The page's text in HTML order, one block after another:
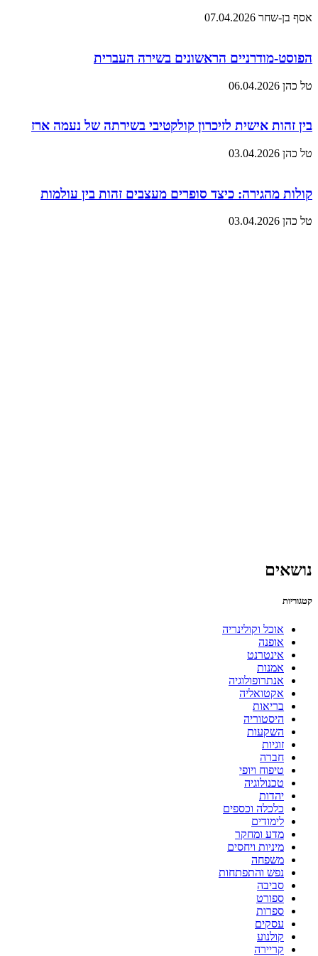
אסף בן-שחר 07.04.2026
הפוסט-מודרניים הראשונים בשירה העברית
טל כהן 06.04.2026
בין זהות אישית לזיכרון קולקטיבי בשירתה של נעמה ארז
טל כהן 03.04.2026
קולות מהגירה: כיצד סופרים מעצבים זהות בין עולמות
טל כהן 03.04.2026
נושאים
קטגוריות
אוכל וקולינריה
אופנה
אינטרנט
אמנות
אנתרופולוגיה
אקטואליה
בריאות
היסטוריה
השקעות
זוגיות
חברה
טיפוח ויופי
טכנולוגיה
יהדות
כלכלה וכספים
לימודים
מדע ומחקר
מיניות ויחסים
משפחה
נפש והתפתחות
סביבה
ספורט
ספרות
עסקים
קולנוע
קריירה